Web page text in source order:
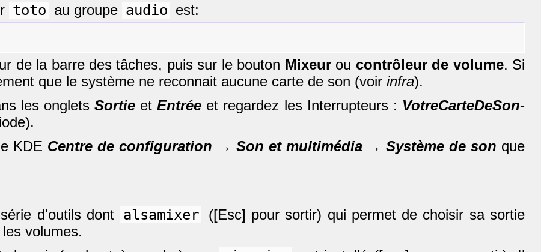
toto au groupe audio est:
de la barre des tâches, puis sur le bouton Mixeurou contrôleur de volume. Si
que le système ne reconnait aucune carte de son (voir infra).
les onglets SortieetEntrée et regardez les Interrupteurs : VotreCarteDeSon-
KDE Centre de configuration → Son et multimédia → Système de son que
d'outils dont alsamixer
([Esc] pour sortir) qui permet de choisir sa sortie
volumes.